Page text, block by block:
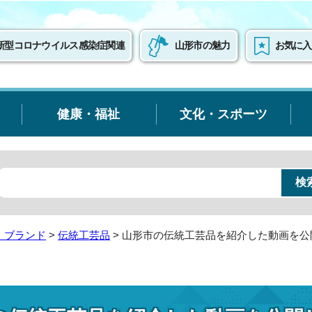
型コロナウイルス感染症関連 山形市の魅力 お気に
健康・福祉 文化・スポーツ
ブランド > 伝統工芸品 > 山形市の伝統工芸品を紹介した動画を